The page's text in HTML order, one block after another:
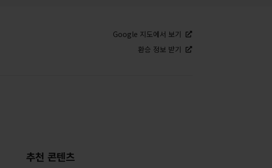
Google 지도에서 보기
환승 정보 받기
추천 콘텐츠